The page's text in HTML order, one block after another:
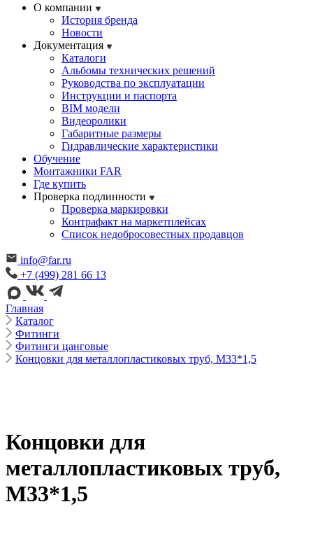
О компании
История бренда
Новости
Документация
Каталоги
Альбомы технических решений
Руководства по эксплуатации
Инструкции и паспорта
BIM модели
Видеоролики
Габаритные размеры
Гидравлические характеристики
Обучение
Монтажники FAR
Где купить
Проверка подлинности
Проверка маркировки
Контрафакт на маркетплейсах
Cписок недобросовестных продавцов
info@far.ru
+7 (499) 281 66 13
Главная
Каталог
Фитинги
Фитинги цанговые
Концовки для металлопластиковых труб, М33*1,5
Концовки для
металлопластиковых труб,
М33*1,5